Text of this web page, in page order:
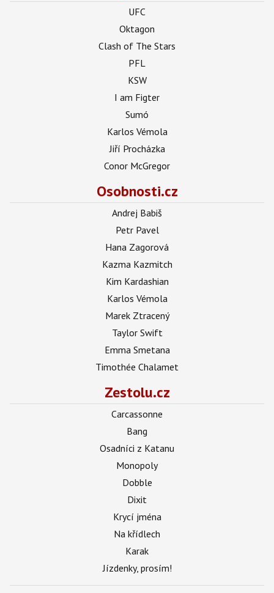
UFC
Oktagon
Clash of The Stars
PFL
KSW
I am Figter
Sumó
Karlos Vémola
Jiří Procházka
Conor McGregor
Osobnosti.cz
Andrej Babiš
Petr Pavel
Hana Zagorová
Kazma Kazmitch
Kim Kardashian
Karlos Vémola
Marek Ztracený
Taylor Swift
Emma Smetana
Timothée Chalamet
Zestolu.cz
Carcassonne
Bang
Osadníci z Katanu
Monopoly
Dobble
Dixit
Krycí jména
Na křídlech
Karak
Jízdenky, prosím!